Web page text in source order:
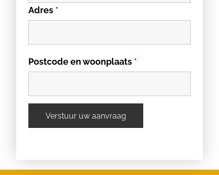
Adres *
Postcode en woonplaats *